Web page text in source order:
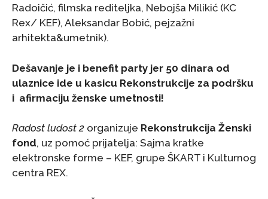
Radoičić, filmska rediteljka, Nebojša Milikić (KC
Rex/ KEF), Aleksandar Bobić, pejzažni
arhitekta&umetnik).
Dešavanje je i benefit party jer 50 dinara od
ulaznice ide u kasicu Rekonstrukcije za podršku
i afirmaciju ženske umetnosti!
Radost ludost 2 organizuje Rekonstrukcija Ženski
fond, uz pomoć prijatelja: Sajma kratke
elektronske forme – KEF, grupe ŠKART i Kulturnog
centra REX.